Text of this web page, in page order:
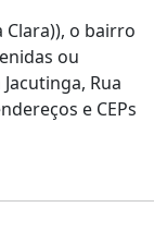
Clara)), o bairro
ou
Rua
e CEPs